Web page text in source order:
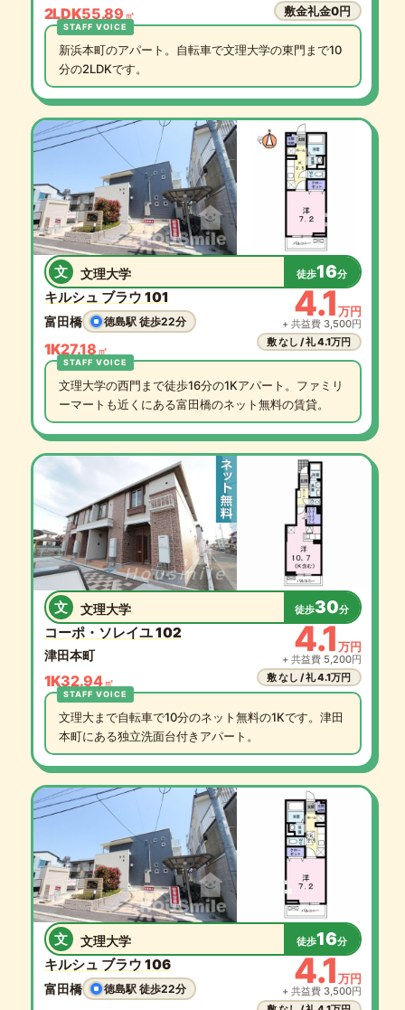
2LDK55.89 ㎡ 敷金礼金0円
新浜本町のアパート。自転車で文理大学の東門まで10
分の2LDKです。
文 文理大学 徒歩16分
キルシュ ブラウ 101
富田橋 徳島駅 徒歩22分
1K27.18 ㎡
4.1万円
+ 共益費 3,500円
敷 なし / 礼 4.1万円
文理大学の西門まで徒歩16分の1Kアパート。ファミリ
ーマートも近くにある富田橋のネット無料の賃貸。
文 文理大学 徒歩30分
コーポ・ソレイユ 102
津田本町
1K32.94㎡
4.1万円
+ 共益費 5,200円
敷 なし / 礼 4.1万円
文理大まで自転車で10分のネット無料の1Kです。津田
本町にある独立洗面台付きアパート。
文 文理大学 徒歩16分
キルシュ ブラウ 106
富田橋 徳島駅 徒歩22分 4.1万円
+ 共益費 3,500円